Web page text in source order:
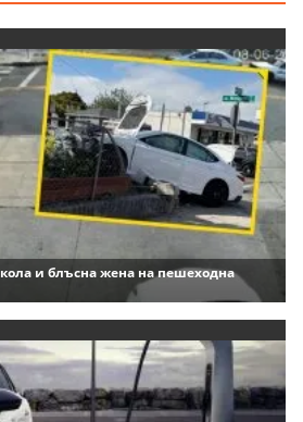
и блъсна жена на пешеходна